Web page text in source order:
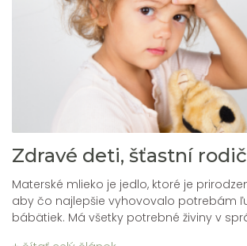
Zdravé deti, šťastní
Materské mlieko je jedlo, ktoré je
aby čo najlepšie vyhovovalo potrebám
bábätiek. Má všetky potrebné živiny v